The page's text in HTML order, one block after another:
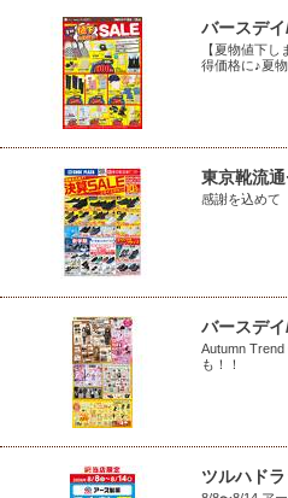
バースデ
【夏物値下
得価格に♪夏
東京靴流
感謝を込め
バースデ
Autumn
も！！
ツルハド